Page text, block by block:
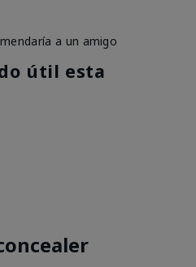
a un amigo
útil esta